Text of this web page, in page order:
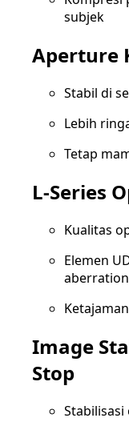
subjek
Aperture
Stabil di
Lebih
Tetap
L-Series
Kualitas
Elemen
aberration
Image
Stop